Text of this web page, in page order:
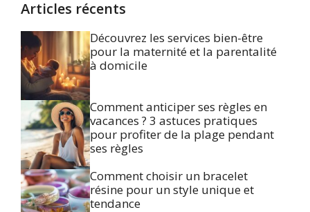
Articles récents
Découvrez les services bien-être
pour la maternité et la parentalité
à domicile
Comment anticiper ses règles en
vacances ? 3 astuces pratiques
pour profiter de la plage pendant
ses règles
Comment choisir un bracelet
résine pour un style unique et
tendance